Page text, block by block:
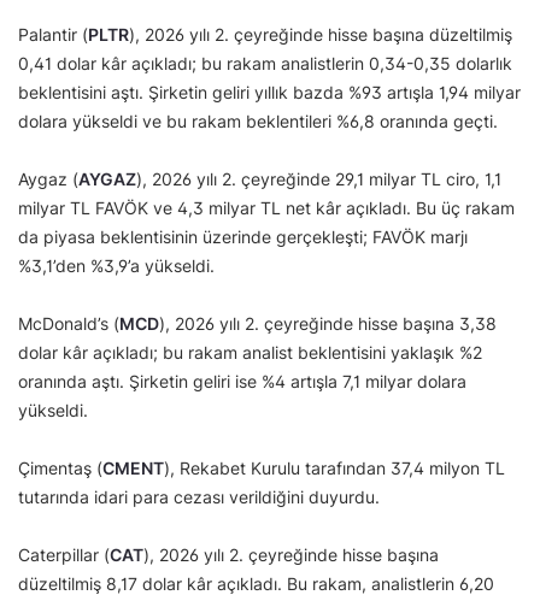
Palantir (PLTR), 2026 yılı 2. çeyreğinde hisse başına düzeltilmiş
0,41 dolar kâr açıkladı; bu rakam analistlerin 0,34-0,35 dolarlık
beklentisini aştı. Şirketin geliri yıllık bazda %93 artışla 1,94 milyar
dolara yükseldi ve bu rakam beklentileri %6,8 oranında geçti.
Aygaz (AYGAZ), 2026 yılı 2. çeyreğinde 29,1 milyar TL ciro, 1,1
milyar TL FAVÖK ve 4,3 milyar TL net kâr açıkladı. Bu üç rakam
da piyasa beklentisinin üzerinde gerçekleşti; FAVÖK marjı
%3,1’den %3,9’a yükseldi.
McDonald’s (MCD), 2026 yılı 2. çeyreğinde hisse başına 3,38
dolar kâr açıkladı; bu rakam analist beklentisini yaklaşık %2
oranında aştı. Şirketin geliri ise %4 artışla 7,1 milyar dolara
yükseldi.
Çimentaş (CMENT), Rekabet Kurulu tarafından 37,4 milyon TL
tutarında idari para cezası verildiğini duyurdu.
Caterpillar (CAT), 2026 yılı 2. çeyreğinde hisse başına
düzeltilmiş 8,17 dolar kâr açıkladı. Bu rakam, analistlerin 6,20